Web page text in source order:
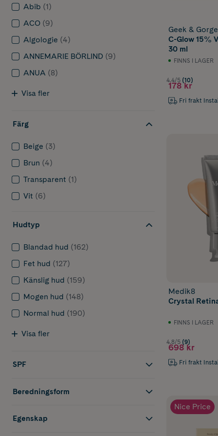
rynkor och
serum med
Serum
fuktfattig
Passar för torr
på djupet.
Niacinamid
Passar för t
du spana in
porerna,
C-vitamin
är
Perfekt för
Passar för
Fortfarande
nu!
Abib (1)
ACO (9)
Algologie (4)
ANNEMARIE BÖRLIND (9)
ANUA (8)
Visa fler
Färg
Beige (3)
Brun (4)
Transparent (1)
Vit (6)
Hudtyp
Blandad hud (162)
Fet hud (127)
Känslig hud (159)
Mogen hud (148)
Normal hud (190)
Visa fler
SPF
Beredningsform
Egenskap
Geek &
C-Glow 15%
30 ml
FINNS I LAGER
4.4/5 (10)
178 kr
Fri frakt
Medik8
Crystal
FINNS I LAGER
4.8/5 (9)
698 kr
Fri frakt
Nice Price